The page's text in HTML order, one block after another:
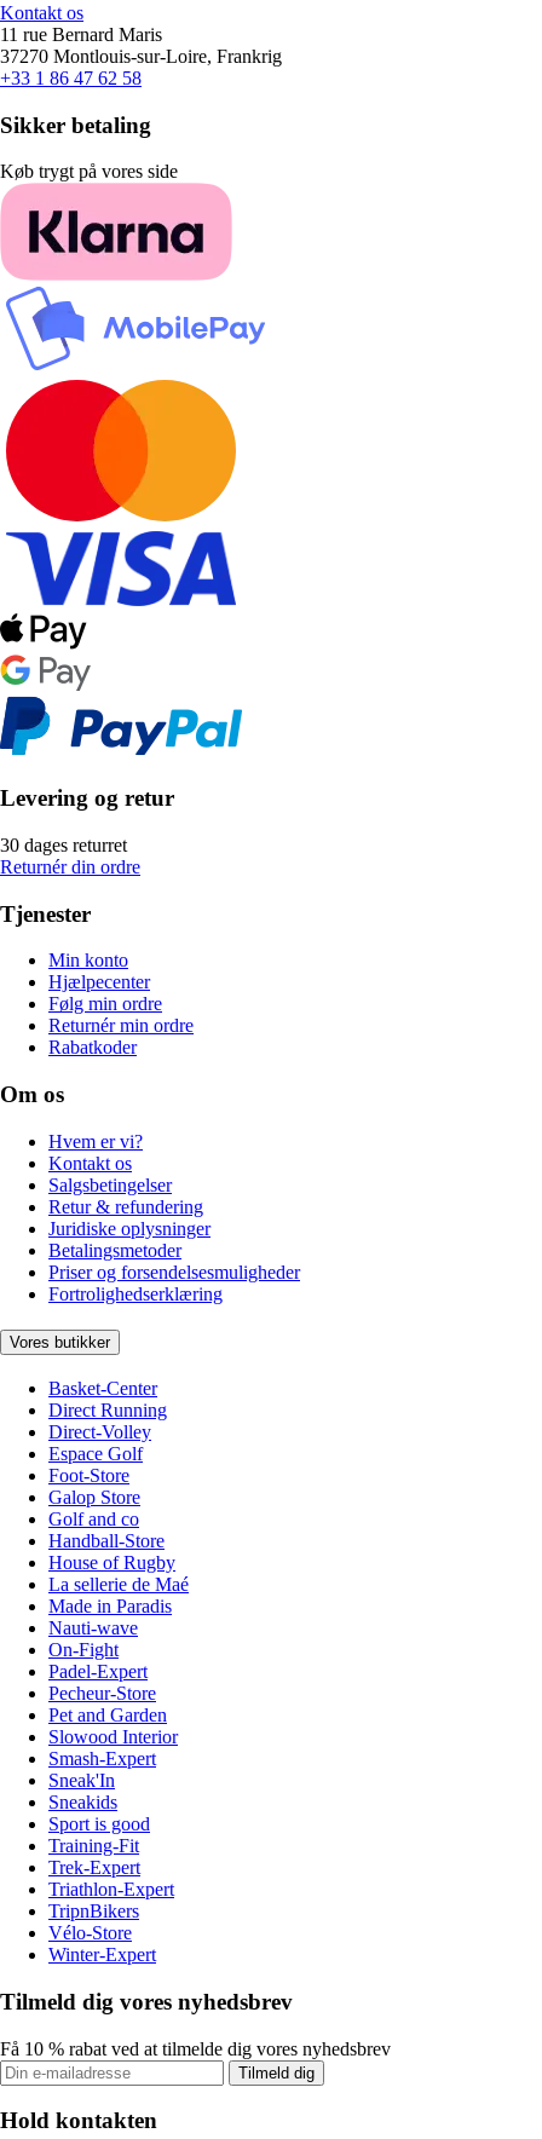
Kontakt os
11 rue Bernard Maris
37270 Montlouis-sur-Loire, Frankrig
+33 1 86 47 62 58
Sikker betaling
Køb trygt på vores side
Levering og retur
30 dages returret
Returnér din ordre
Tjenester
Min konto
Hjælpecenter
Følg min ordre
Returnér min ordre
Rabatkoder
Om os
Hvem er vi?
Kontakt os
Salgsbetingelser
Retur & refundering
Juridiske oplysninger
Betalingsmetoder
Priser og forsendelsesmuligheder
Fortrolighedserklæring
Vores butikker
Basket-Center
Direct Running
Direct-Volley
Espace Golf
Foot-Store
Galop Store
Golf and co
Handball-Store
House of Rugby
La sellerie de Maé
Made in Paradis
Nauti-wave
On-Fight
Padel-Expert
Pecheur-Store
Pet and Garden
Slowood Interior
Smash-Expert
Sneak'In
Sneakids
Sport is good
Training-Fit
Trek-Expert
Triathlon-Expert
TripnBikers
Vélo-Store
Winter-Expert
Tilmeld dig vores nyhedsbrev
Få 10 % rabat ved at tilmelde dig vores nyhedsbrev
Tilmeld dig
Hold kontakten